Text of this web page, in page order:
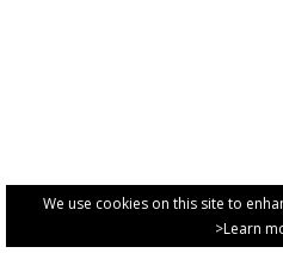
We use cookies on this site to
>Learn